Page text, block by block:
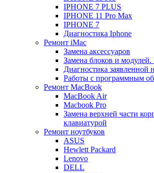
IPHONE 7 PLUS
IPHONE 11 Pro Max
IPHONE 7
Диагностика Iphone
Ремонт iMac
Замена аксессуаров
Замена блоков и модулей.
Диагностика заявленной
Работы с программным
Ремонт MacBook
MacBook Air
Macbook Pro
Замена верхней части
клавиатурой
Ремонт ноутбуков
ASUS
Hewlett Packard
Lenovo
DELL